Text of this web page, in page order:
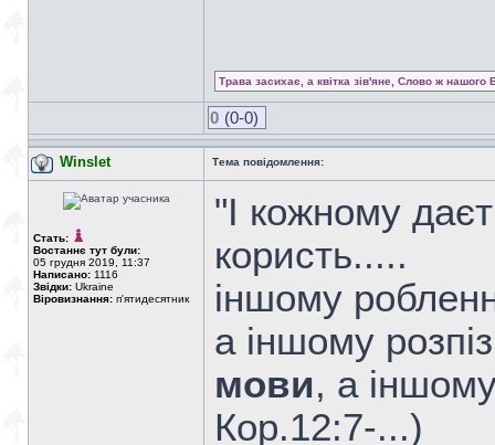
Трава засихає, а квітка зів'яне, Слово ж нашого
0 (0-0)
Winslet Тема повідомлення:
Стать:
Востаннє тут були:
05 грудня 2019, 11:37
Написано: 1116
Звідки: Ukraine
Віровизнання: п'ятидесятник
"І кожному
користь.....
іншому
а іншому
мови, а
Кор.12:7-...)